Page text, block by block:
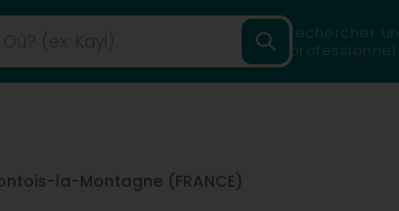
Rechercher un
professionnel
la-Montagne (FRANCE)